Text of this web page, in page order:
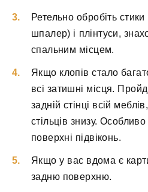
Ретельно обробіть
шпалер) і плінтуси,
спальним місцем.
Якщо клопів стало
всі затишні місця.
задній стінці всій
стільців знизу.
поверхні підвіконь.
Якщо у вас вдома є
задню поверхню.